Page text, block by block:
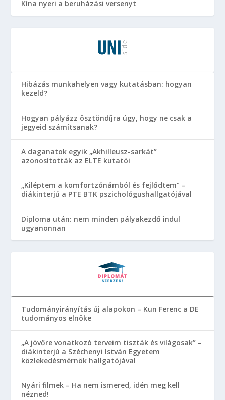
Kína nyeri a beruházási versenyt
Hibázás munkahelyen vagy kutatásban: hogyan
kezeld?
Hogyan pályázz ösztöndíjra úgy, hogy ne csak a
jegyeid számítsanak?
A daganatok egyik „Akhilleusz-sarkát”
azonosították az ELTE kutatói
„Kiléptem a komfortzónámból és fejlődtem” –
diákinterjú a PTE BTK pszichológushallgatójával
Diploma után: nem minden pályakezdő indul
ugyanonnan
Tudományirányítás új alapokon – Kun Ferenc a DE
tudományos elnöke
„A jövőre vonatkozó terveim tiszták és világosak” –
diákinterjú a Széchenyi István Egyetem
közlekedésmérnök hallgatójával
Nyári filmek – Ha nem ismered, idén meg kell
nézned!